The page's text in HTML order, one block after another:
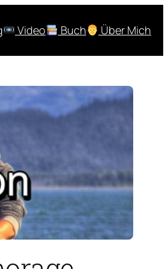
Video Buch Über Mich